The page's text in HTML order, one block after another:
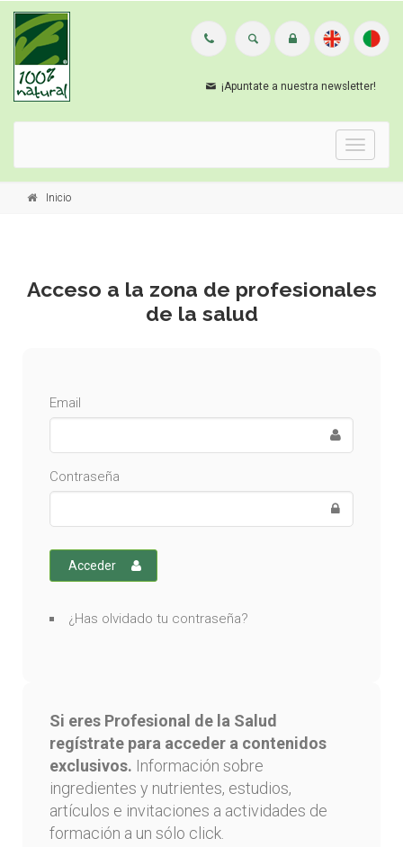
¡Apuntate a nuestra newsletter!
Menu
Inicio
Acceso a la zona de profesionales
de la salud
Email
Contraseña
Acceder
¿Has olvidado tu contraseña?
Si eres Profesional de la Salud
regístrate para acceder a contenidos
exclusivos. Información sobre
ingredientes y nutrientes, estudios,
artículos e invitaciones a actividades de
formación a un sólo click.